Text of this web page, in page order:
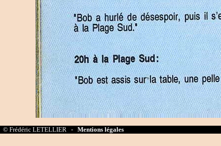
© Frédéric LETELLIER - Mentions légales